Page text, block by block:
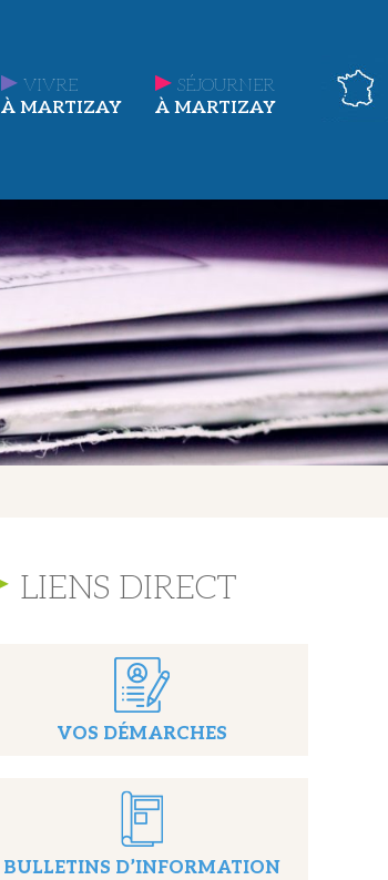
VIVRE
À MARTIZAY
SÉJOURNER
À MARTIZAY
LIENS DIRECT
VOS DÉMARCHES
BULLETINS D’INFORMATION